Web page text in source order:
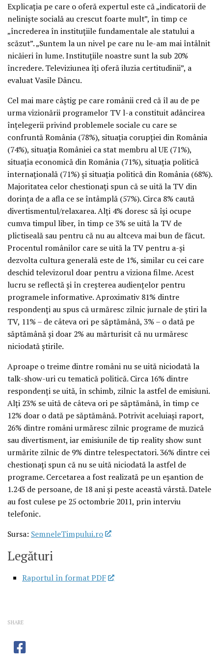
Explicaţia pe care o oferă expertul este că „indicatorii de
nelinişte socială au crescut foarte mult”, în timp ce
„încrederea în instituţiile fundamentale ale statului a
scăzut”. „Suntem la un nivel pe care nu le-am mai întâlnit
nicăieri în lume. Instituţiile noastre sunt la sub 20%
încredere. Televiziunea îţi oferă iluzia certitudinii”, a
evaluat Vasile Dâncu.
Cel mai mare câştig pe care românii cred că îl au de pe
urma vizionării programelor TV l-a constituit adâncirea
înţelegerii privind problemele sociale cu care se
confruntă România (78%), situaţia corupţiei din România
(74%), situaţia României ca stat membru al UE (71%),
situaţia economică din România (71%), situaţia politică
internaţională (71%) şi situaţia politică din România (68%).
Majoritatea celor chestionaţi spun că se uită la TV din
dorinţa de a afla ce se întâmplă (57%). Circa 8% caută
divertismentul/relaxarea. Alţi 4% doresc să îşi ocupe
cumva timpul liber, în timp ce 3% se uită la TV de
plictiseală sau pentru că nu au altceva mai bun de făcut.
Procentul românilor care se uită la TV pentru a-şi
dezvolta cultura generală este de 1%, similar cu cei care
deschid televizorul doar pentru a viziona filme. Acest
lucru se reflectă şi în creşterea audienţelor pentru
programele informative. Aproximativ 81% dintre
respondenţi au spus că urmăresc zilnic jurnale de ştiri la
TV, 11% – de câteva ori pe săptămână, 3% – o dată pe
săptămână şi doar 2% au mărturisit că nu urmăresc
niciodată ştirile.
Aproape o treime dintre români nu se uită niciodată la
talk-show-uri cu tematică politică. Circa 16% dintre
respondenţi se uită, în schimb, zilnic la astfel de emisiuni.
Alţi 23% se uită de câteva ori pe săptămână, în timp ce
12% doar o dată pe săptămână. Potrivit aceluiaşi raport,
26% dintre români urmăresc zilnic programe de muzică
sau divertisment, iar emisiunile de tip reality show sunt
urmărite zilnic de 9% dintre telespectatori. 36% dintre cei
chestionaţi spun că nu se uită niciodată la astfel de
programe. Cercetarea a fost realizată pe un eşantion de
1.243 de persoane, de 18 ani şi peste această vârstă. Datele
au fost culese pe 25 octombrie 2011, prin interviu
telefonic.
Sursa: SemneleTimpului.ro
Legături
Raportul în format PDF
SHARE